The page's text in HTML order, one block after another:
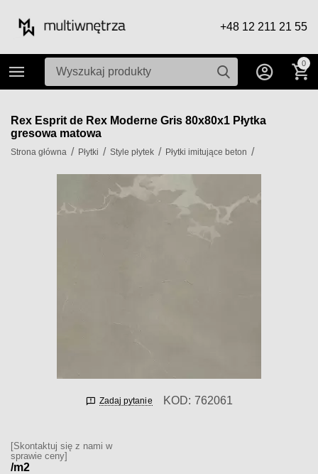
+48 12 211 21 55
0
Rex Esprit de Rex Moderne Gris 80x80x1 Płytka
gresowa matowa
Strona główna / Płytki / Style płytek / Płytki imitujące beton /
Zadaj pytanie KOD: 762061
[Skontaktuj się z nami w
sprawie ceny]
/m2